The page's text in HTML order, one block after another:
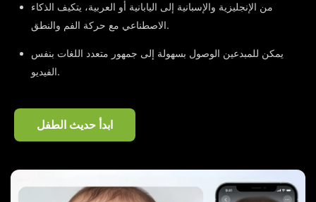
من الإنجليزية والإسبانية إلى اليابانية أو العربية، يتكيف الذكاء
الاصطناعي مع حركة الفم والنطق.
يمكن للمبدعين الوصول بسهولة إلى جمهور متعدد اللغات بنفس
الفيديو.
ابدأ حديث الطفل